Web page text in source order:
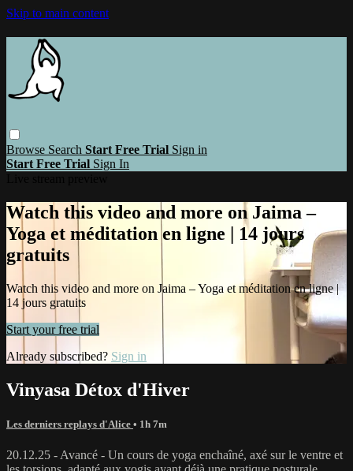
Skip to main content
Browse Search Start Free Trial Sign in
Start Free Trial Sign In
Watch this video and more on Jaima –
Yoga et méditation en ligne | 14 jours
gratuits
Watch this video and more on Jaima – Yoga et méditation en ligne |
14 jours gratuits
Start your free trial
Already subscribed? Sign in
Vinyasa Détox d'Hiver
Les derniers replays d'Alice • 1h 7m
20.12.25 - Avancé - Un cours de yoga enchaîné, axé sur le ventre et